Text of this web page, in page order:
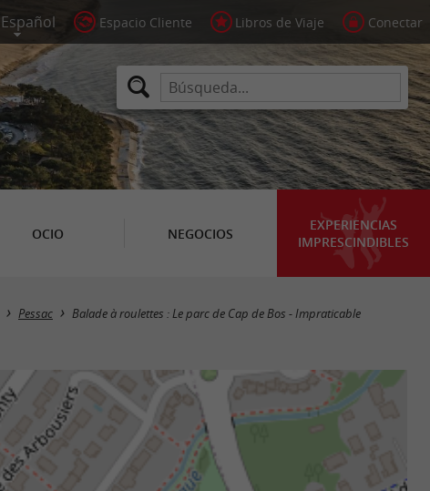
Espacio Cliente Libros de Viaje Conectar
OCIO NEGOCIOS
EXPERIENCIAS
IMPRESCINDIBLES
Pessac Balade à roulettes : Le parc de Cap de Bos - Impraticable